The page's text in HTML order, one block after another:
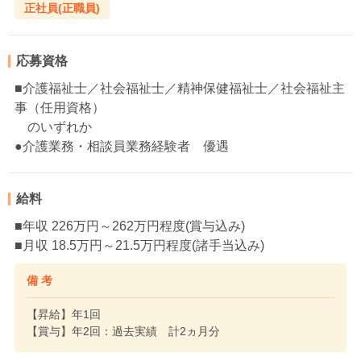
正社員(正職員)
応募資格
■介護福祉士／社会福祉士／精神保健福祉士／社会福祉主
事（任用資格）
のいずれか
●介護業務・相談員業務経験者 優遇
給料
■年収 226万円～262万円程度(賞与込み)
■月収 18.5万円～21.5万円程度(諸手当込み)
備 考
【昇給】年1回
【賞与】年2回：過去実績 計2ヵ月分